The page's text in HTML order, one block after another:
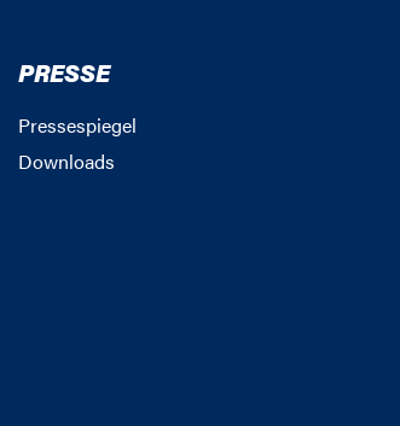
PRESSE
Pressespiegel
Downloads